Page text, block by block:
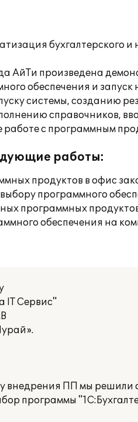
бухгалтерского
АйТи произведена
обеспечения и
системы, созданию
справочников,
работе с программным
работы:
продуктов в офис
программного
программных
обеспечения на
IT Сервис"
внедрения ПП мы решили
программы